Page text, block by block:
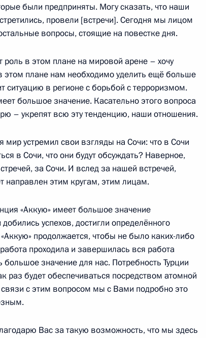
«Российского
Буцаевым
3
металлургического комплекса
3
были предприняты. Могу сказать, что наши
провели [встречи]. Сегодня мы лицом
вопросы, стоящие на повестке дня.
роль в этом плане на мировой арене – хочу
этом плане нам необходимо уделить ещё больше
ситуацию в регионе с борьбой с терроризмом.
большое значение. Касательно этого вопроса
– укрепят всю эту тенденцию, наши отношения.
мир устремил свои взгляды на Сочи: что в Сочи
в Сочи, что они будут обсуждать? Наверное,
за Сочи. И вслед за нашей встречей,
направлен этим кругам, этим лицам.
«Аккую» имеет большое значение
успехов, достигли определённого
продолжается, чтобы не было каких-либо
проходила и завершилась вся работа
большое значение для нас. Потребность Турции
раз будет обеспечиваться посредством атомной
с этим вопросом мы с Вами подробно это
Вас за такую возможность, что мы здесь